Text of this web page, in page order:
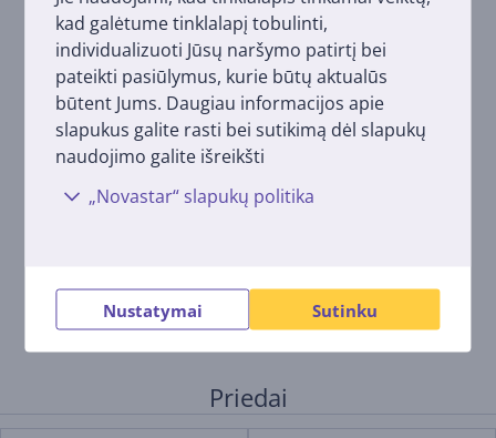
kad galėtume tinklalapį tobulinti,
individualizuoti Jūsų naršymo patirtį bei
pateikti pasiūlymus, kurie būtų aktualūs
būtent Jums. Daugiau informacijos apie
slapukus galite rasti bei sutikimą dėl slapukų
naudojimo galite išreikšti
„Novastar“ slapukų politika
Nustatymai Sutinku
Pasirinkite valdymo būdą
Valdykite Beam savo balsu, naudodamiesi „Sonos“
programėle, „AirPlay 2“ arba mėgstamos muzikos
paslaugos programėle.
Leiskite viską, kas jums svarbu
Televizija. Filmai. Muzika. Radijas. Podkastai. Audioknygos.
Žaidimai. „AirPlay“.
„Google Play Music“, „Soundcloud“ ir „Tidal“.
Priedai